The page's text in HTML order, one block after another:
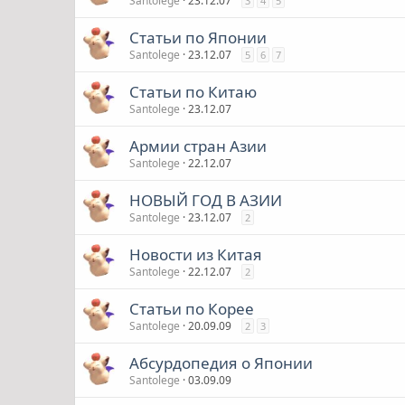
Статьи по Японии
Santolege 23.12.07 5 6 7
Статьи по Китаю
Santolege 23.12.07
Армии стран Азии
Santolege 22.12.07
НОВЫЙ ГОД В АЗИИ
Santolege 23.12.07 2
Новости из Китая
Santolege 22.12.07 2
Статьи по Корее
Santolege 20.09.09 2 3
Абсурдопедия о Японии
Santolege 03.09.09